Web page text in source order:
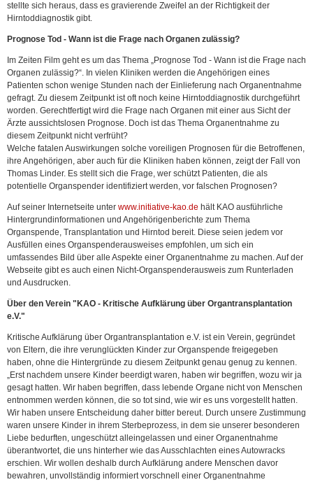
stellte sich heraus, dass es gravierende Zweifel an der Richtigkeit der
Hirntoddiagnostik gibt.
Prognose Tod - Wann ist die Frage nach Organen zulässig?
Im Zeiten Film geht es um das Thema „Prognose Tod - Wann ist die Frage nach
Organen zulässig?“. In vielen Kliniken werden die Angehörigen eines
Patienten schon wenige Stunden nach der Einlieferung nach Organentnahme
gefragt. Zu diesem Zeitpunkt ist oft noch keine Hirntoddiagnostik durchgeführt
worden. Gerechtfertigt wird die Frage nach Organen mit einer aus Sicht der
Ärzte aussichtslosen Prognose. Doch ist das Thema Organentnahme zu
diesem Zeitpunkt nicht verfrüht?
Welche fatalen Auswirkungen solche voreiligen Prognosen für die Betroffenen,
ihre Angehörigen, aber auch für die Kliniken haben können, zeigt der Fall von
Thomas Linder. Es stellt sich die Frage, wer schützt Patienten, die als
potentielle Organspender identifiziert werden, vor falschen Prognosen?
Auf seiner Internetseite unter www.initiative-kao.de hält KAO ausführliche
Hintergrundinformationen und Angehörigenberichte zum Thema
Organspende, Transplantation und Hirntod bereit. Diese seien jedem vor
Ausfüllen eines Organspenderausweises empfohlen, um sich ein
umfassendes Bild über alle Aspekte einer Organentnahme zu machen. Auf der
Webseite gibt es auch einen Nicht-Organspenderausweis zum Runterladen
und Ausdrucken.
Über den Verein "KAO - Kritische Aufklärung über Organtransplantation
e.V."
Kritische Aufklärung über Organtransplantation e.V. ist ein Verein, gegründet
von Eltern, die ihre verunglückten Kinder zur Organspende freigegeben
haben, ohne die Hintergründe zu diesem Zeitpunkt genau genug zu kennen.
„Erst nachdem unsere Kinder beerdigt waren, haben wir begriffen, wozu wir ja
gesagt hatten. Wir haben begriffen, dass lebende Organe nicht von Menschen
entnommen werden können, die so tot sind, wie wir es uns vorgestellt hatten.
Wir haben unsere Entscheidung daher bitter bereut. Durch unsere Zustimmung
waren unsere Kinder in ihrem Sterbeprozess, in dem sie unserer besonderen
Liebe bedurften, ungeschützt alleingelassen und einer Organentnahme
überantwortet, die uns hinterher wie das Ausschlachten eines Autowracks
erschien. Wir wollen deshalb durch Aufklärung andere Menschen davor
bewahren, unvollständig informiert vorschnell einer Organentnahme